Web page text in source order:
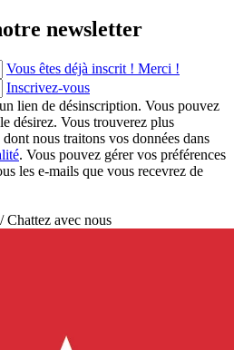
newsletter
Vous êtes déjà inscrit ! Merci !
Inscrivez-vous
lien de désinscription. Vous pouvez
désirez. Vous trouverez plus
nous traitons vos données dans
. Vous pouvez gérer vos préférences
les e-mails que vous recevrez de
/Chattez avec nous